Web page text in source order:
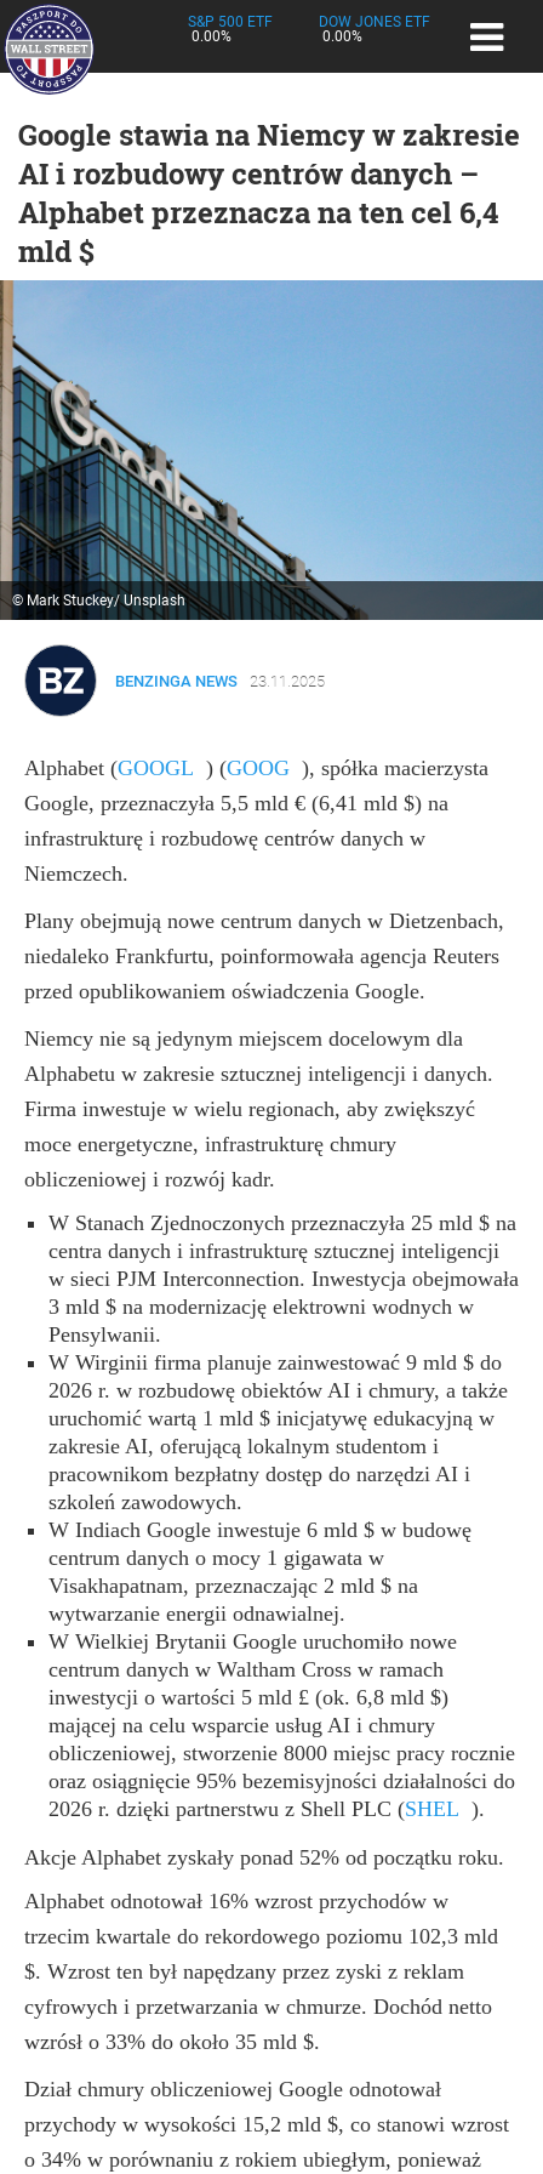
S&P 500 ETF
0.00%
DOW JONES ETF
0.00%
Google stawia na Niemcy w zakresie
AI i rozbudowy centrów danych –
Alphabet przeznacza na ten cel 6,4
mld $
© Mark Stuckey/ Unsplash
BENZINGA NEWS 23.11.2025
Alphabet (GOOGL ) (GOOG ), spółka macierzysta
Google, przeznaczyła 5,5 mld € (6,41 mld $) na
infrastrukturę i rozbudowę centrów danych w
Niemczech.
Plany obejmują nowe centrum danych w Dietzenbach,
niedaleko Frankfurtu, poinformowała agencja Reuters
przed opublikowaniem oświadczenia Google.
Niemcy nie są jedynym miejscem docelowym dla
Alphabetu w zakresie sztucznej inteligencji i danych.
Firma inwestuje w wielu regionach, aby zwiększyć
moce energetyczne, infrastrukturę chmury
obliczeniowej i rozwój kadr.
W Stanach Zjednoczonych przeznaczyła 25 mld $ na
centra danych i infrastrukturę sztucznej inteligencji
w sieci PJM Interconnection. Inwestycja obejmowała
3 mld $ na modernizację elektrowni wodnych w
Pensylwanii.
W Wirginii firma planuje zainwestować 9 mld $ do
2026 r. w rozbudowę obiektów AI i chmury, a także
uruchomić wartą 1 mld $ inicjatywę edukacyjną w
zakresie AI, oferującą lokalnym studentom i
pracownikom bezpłatny dostęp do narzędzi AI i
szkoleń zawodowych.
W Indiach Google inwestuje 6 mld $ w budowę
centrum danych o mocy 1 gigawata w
Visakhapatnam, przeznaczając 2 mld $ na
wytwarzanie energii odnawialnej.
W Wielkiej Brytanii Google uruchomiło nowe
centrum danych w Waltham Cross w ramach
inwestycji o wartości 5 mld £ (ok. 6,8 mld $)
mającej na celu wsparcie usług AI i chmury
obliczeniowej, stworzenie 8000 miejsc pracy rocznie
oraz osiągnięcie 95% bezemisyjności działalności do
2026 r. dzięki partnerstwu z Shell PLC (SHEL ).
Akcje Alphabet zyskały ponad 52% od początku roku.
Alphabet odnotował 16% wzrost przychodów w
trzecim kwartale do rekordowego poziomu 102,3 mld
$. Wzrost ten był napędzany przez zyski z reklam
cyfrowych i przetwarzania w chmurze. Dochód netto
wzrósł o 33% do około 35 mld $.
Dział chmury obliczeniowej Google odnotował
przychody w wysokości 15,2 mld $, co stanowi wzrost
o 34% w porównaniu z rokiem ubiegłym, ponieważ